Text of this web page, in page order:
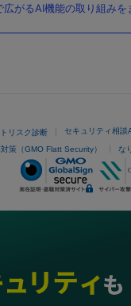
がるAI機能の取り組みを
リスク診断 セキュリティ相談
策（GMO Flatt Security） な